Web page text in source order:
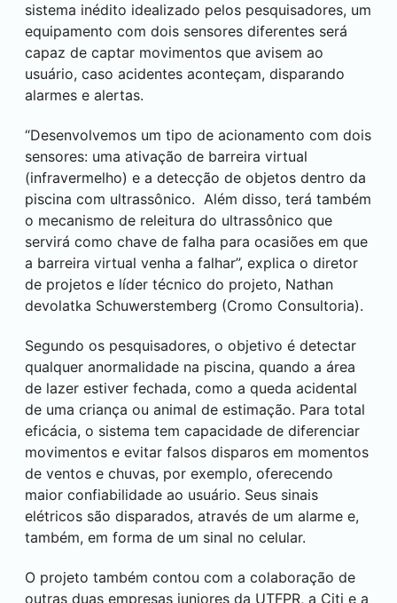
sistema inédito idealizado pelos pesquisadores, um
equipamento com dois sensores diferentes será
capaz de captar movimentos que avisem ao
usuário, caso acidentes aconteçam, disparando
alarmes e alertas.
“Desenvolvemos um tipo de acionamento com dois
sensores: uma ativação de barreira virtual
(infravermelho) e a detecção de objetos dentro da
piscina com ultrassônico. Além disso, terá também
o mecanismo de releitura do ultrassônico que
servirá como chave de falha para ocasiões em que
a barreira virtual venha a falhar”, explica o diretor
de projetos e líder técnico do projeto, Nathan
devolatka Schuwerstemberg (Cromo Consultoria).
Segundo os pesquisadores, o objetivo é detectar
qualquer anormalidade na piscina, quando a área
de lazer estiver fechada, como a queda acidental
de uma criança ou animal de estimação. Para total
eficácia, o sistema tem capacidade de diferenciar
movimentos e evitar falsos disparos em momentos
de ventos e chuvas, por exemplo, oferecendo
maior confiabilidade ao usuário. Seus sinais
elétricos são disparados, através de um alarme e,
também, em forma de um sinal no celular.
O projeto também contou com a colaboração de
outras duas empresas juniores da UTFPR, a Citi e a